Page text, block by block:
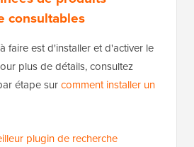
consultables
faire est d'installer et d'activer le
plus de détails, consultez
étape surcomment installer un
plugin de recherche